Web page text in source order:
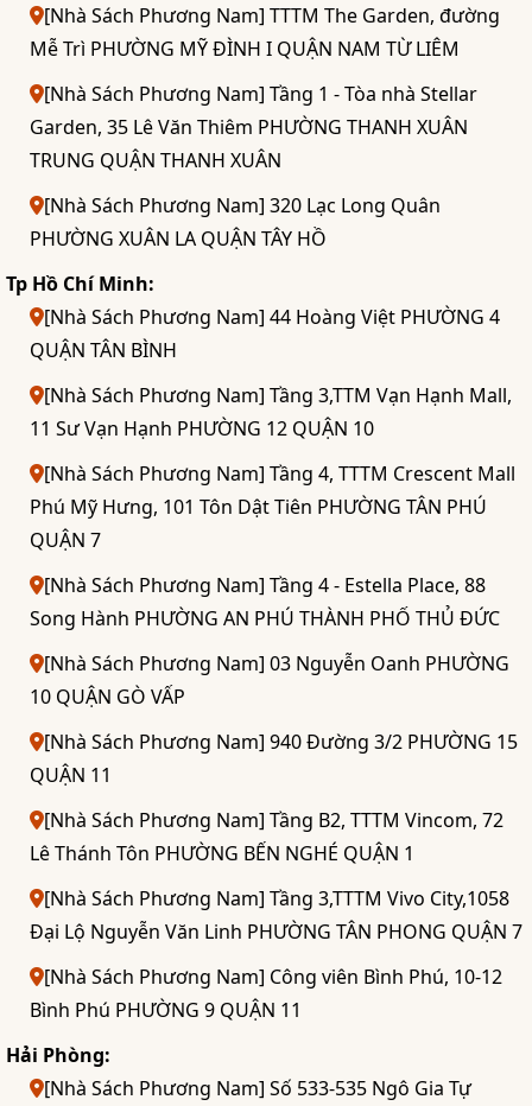
[Nhà Sách Phương Nam] TTTM The Garden, đường
Mễ Trì PHƯỜNG MỸ ĐÌNH I QUẬN NAM TỪ LIÊM
[Nhà Sách Phương Nam] Tầng 1 - Tòa nhà Stellar
Garden, 35 Lê Văn Thiêm PHƯỜNG THANH XUÂN
TRUNG QUẬN THANH XUÂN
[Nhà Sách Phương Nam] 320 Lạc Long Quân
PHƯỜNG XUÂN LA QUẬN TÂY HỒ
Tp Hồ Chí Minh:
[Nhà Sách Phương Nam] 44 Hoàng Việt PHƯỜNG 4
QUẬN TÂN BÌNH
[Nhà Sách Phương Nam] Tầng 3,TTM Vạn Hạnh Mall,
11 Sư Vạn Hạnh PHƯỜNG 12 QUẬN 10
[Nhà Sách Phương Nam] Tầng 4, TTTM Crescent Mall
Phú Mỹ Hưng, 101 Tôn Dật Tiên PHƯỜNG TÂN PHÚ
QUẬN 7
[Nhà Sách Phương Nam] Tầng 4 - Estella Place, 88
Song Hành PHƯỜNG AN PHÚ THÀNH PHỐ THỦ ĐỨC
[Nhà Sách Phương Nam] 03 Nguyễn Oanh PHƯỜNG
10 QUẬN GÒ VẤP
[Nhà Sách Phương Nam] 940 Đường 3/2 PHƯỜNG 15
QUẬN 11
[Nhà Sách Phương Nam] Tầng B2, TTTM Vincom, 72
Lê Thánh Tôn PHƯỜNG BẾN NGHÉ QUẬN 1
[Nhà Sách Phương Nam] Tầng 3,TTTM Vivo City,1058
Đại Lộ Nguyễn Văn Linh PHƯỜNG TÂN PHONG QUẬN 7
[Nhà Sách Phương Nam] Công viên Bình Phú, 10-12
Bình Phú PHƯỜNG 9 QUẬN 11
Hải Phòng:
[Nhà Sách Phương Nam] Số 533-535 Ngô Gia Tự